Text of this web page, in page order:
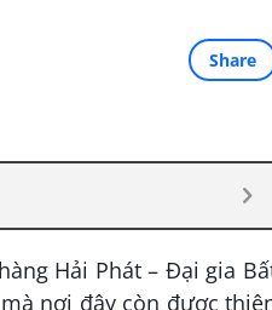
Share
Hải Phát – Đại gia
nơi đây còn được